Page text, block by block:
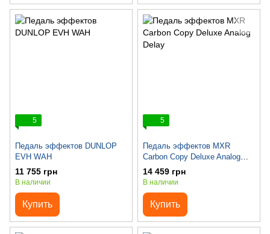
5
Педаль эффектов DUNLOP
EVH WAH
11 755 грн
В наличии
Купить
5
Педаль эффектов MXR
Carbon Copy Deluxe Analog
Delay
14 459 грн
В наличии
Купить